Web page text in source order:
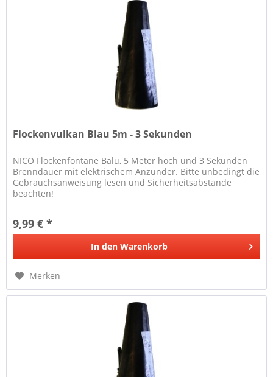
Flockenvulkan Blau 5m - 3 Sekunden
NICO Flockenfontäne Balu, 5 Meter hoch und 3 Sekunden
Brenndauer mit elektrischem Anzünder. Bitte unbedingt die
Gebrauchsanweisung lesen und Sicherheitsabstände
beachten!
9,99 € *
In den Warenkorb
Merken